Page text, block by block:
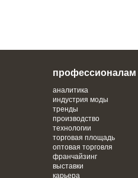
профессионалам
аналитика
индустрия моды
тренды
производство
технологии
торговая площадь
оптовая торговля
франчайзинг
выставки
карьера